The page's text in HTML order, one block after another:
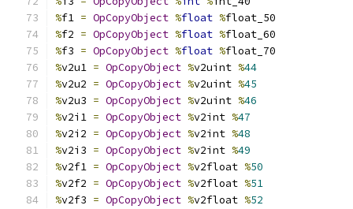
%f1 = OpCopyObject %float %float_50
%f2 = OpCopyObject %float %float_60
%f3 = OpCopyObject %float %float_70
%v2u1 = OpCopyObject %v2uint %44
%v2u2 = OpCopyObject %v2uint %45
%v2u3 = OpCopyObject %v2uint %46
%v2i1 = OpCopyObject %v2int %47
%v2i2 = OpCopyObject %v2int %48
%v2i3 = OpCopyObject %v2int %49
%v2f1 = OpCopyObject %v2float %50
%v2f2 = OpCopyObject %v2float %51
%v2f3 = OpCopyObject %v2float %52